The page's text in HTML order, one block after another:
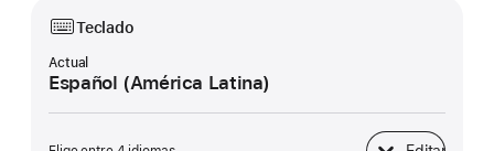
Teclado
Actual
Español (América Latina)